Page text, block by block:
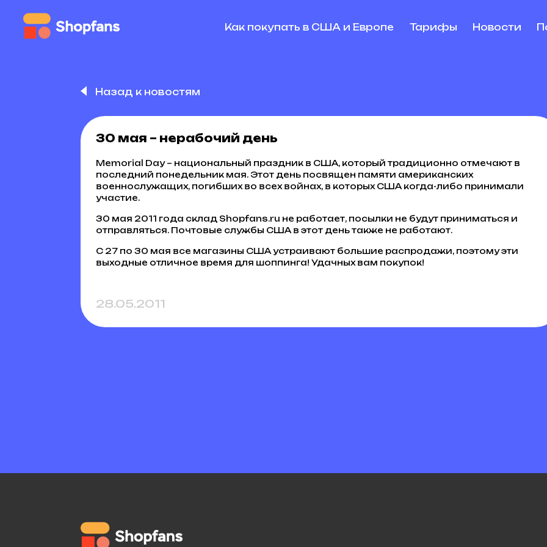
Как покупать в США и Европе Тарифы Новости
Назад к новостям
30 мая – нерабочий день
Memorial Day – национальный праздник в США, который традиционно отмечают в
последний понедельник мая. Этот день посвящен памяти американских
военнослужащих, погибших во всех войнах, в которых США когда-либо принимали
участие.
30 мая 2011 года склад Shopfans.ru не работает, посылки не будут приниматься и
отправляться. Почтовые службы США в этот день также не работают.
С 27 по 30 мая все магазины США устраивают большие распродажи, поэтому эти
выходные отличное время для шоппинга! Удачных вам покупок!
28.05.2011